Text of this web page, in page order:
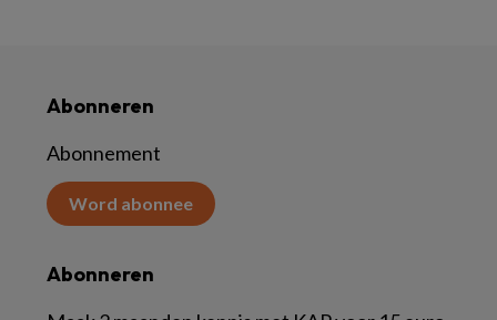
Abonneren
Abonnement
Word abonnee
Abonneren